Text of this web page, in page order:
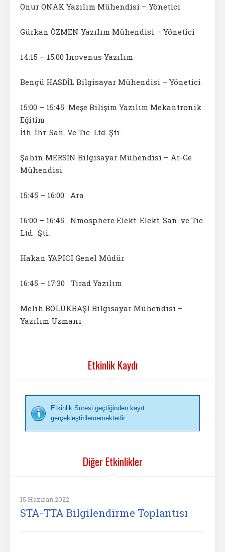
Onur ONAK Yazılım Mühendisi – Yönetici
Gürkan ÖZMEN Yazılım Mühendisi – Yönetici
14:15 – 15:00 Inovenus Yazılım
Bengü HASDİL Bilgisayar Mühendisi – Yönetici
15:00 – 15:45 Meşe Bilişim Yazılım Mekantronik
Eğitim
İth. İhr. San. Ve Tic. Ltd. Şti.
Şahin MERSİN Bilgisayar Mühendisi – Ar-Ge
Mühendisi
15:45 – 16:00 Ara
16:00 – 16:45 Nmosphere Elekt. Elekt. San. ve Tic.
Ltd. Şti.
Hakan YAPICI Genel Müdür
16:45 – 17:30 Tirad Yazılım
Melih BÖLÜKBAŞI Bilgisayar Mühendisi –
Yazılım Uzmanı
Etkinlik Kaydı
Etkinlik Süresi geçtiğinden kayıt
gerçekleştirilememektedir.
Diğer Etkinlikler
15 Haziran 2022
STA-TTA Bilgilendirme Toplantısı